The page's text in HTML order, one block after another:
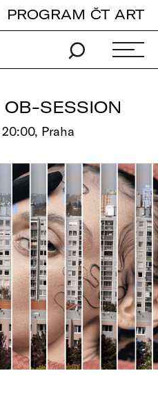
PROGRAM ČT ART
OB-SESSION
Praha